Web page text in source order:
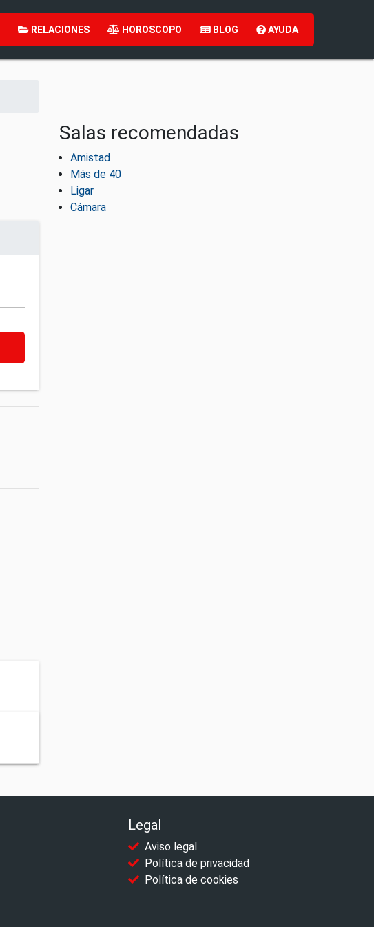
RELACIONES HOROSCOPO BLOG AYUDA
Salas recomendadas
Amistad
Más de 40
Ligar
Cámara
Legal
Aviso legal
Política de privacidad
Política de cookies